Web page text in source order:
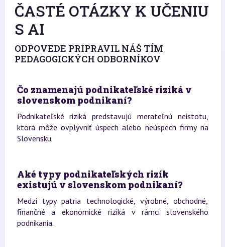
ČASTÉ OTÁZKY K UČENIU
S AI
ODPOVEDE PRIPRAVIL NÁŠ TÍM
PEDAGOGICKÝCH ODBORNÍKOV
Čo znamenajú podnikateľské riziká v
slovenskom podnikaní?
Podnikateľské riziká predstavujú merateľnú neistotu,
ktorá môže ovplyvniť úspech alebo neúspech firmy na
Slovensku.
Aké typy podnikateľských rizík
existujú v slovenskom podnikaní?
Medzi typy patria technologické, výrobné, obchodné,
finančné a ekonomické riziká v rámci slovenského
podnikania.